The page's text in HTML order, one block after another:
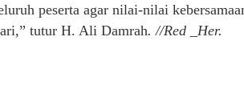
peserta agar nilai-nilai
tutur H. Ali Damrah. //Red _Her.